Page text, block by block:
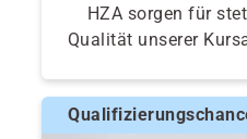
HZA sorgen für
Qualität unserer